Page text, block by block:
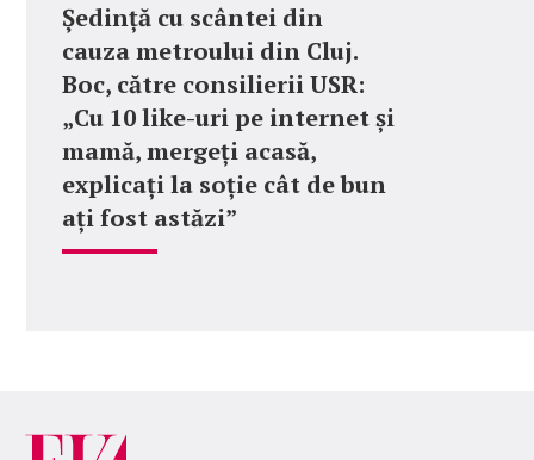
Ședință cu scântei din
cauza metroului din Cluj.
Boc, către consilierii USR:
„Cu 10 like-uri pe internet și
mamă, mergeți acasă,
explicați la soție cât de bun
ați fost astăzi”